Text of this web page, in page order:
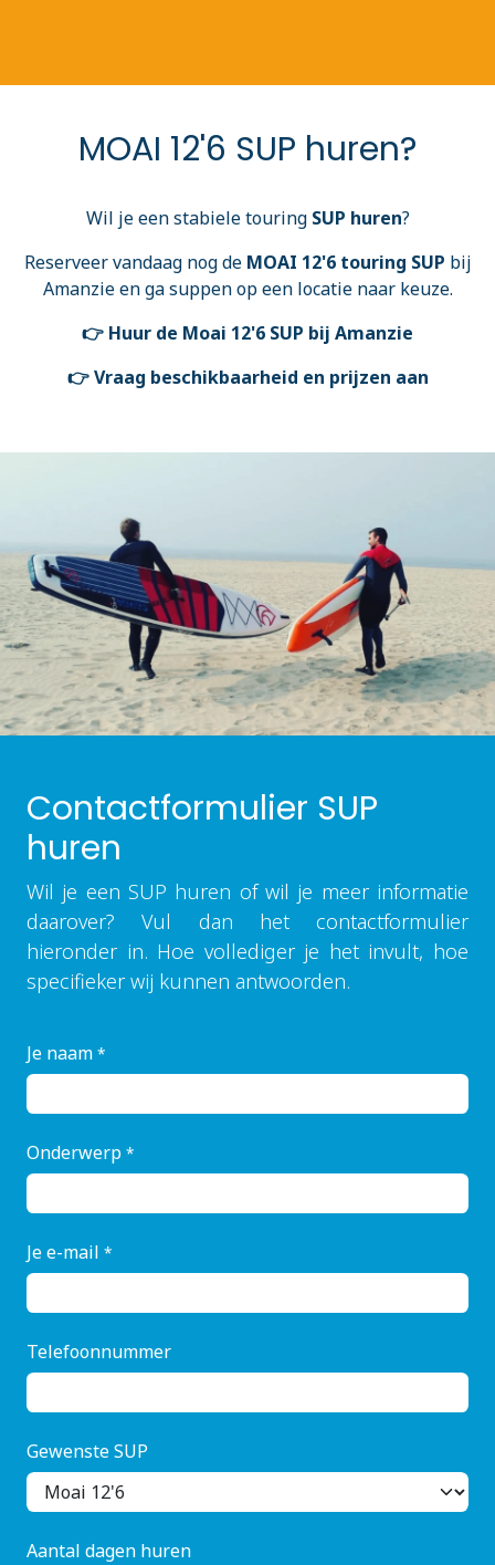
MOAI 12'6 SUP huren?
Wil je een stabiele touring SUP huren?
Reserveer vandaag nog de MOAI 12'6 touring SUP bij
Amanzie en ga suppen op een locatie naar keuze.
👉 Huur de Moai 12'6 SUP bij Amanzie
👉 Vraag beschikbaarheid en prijzen aan
Contactformulier SUP
huren
Wil je een SUP huren of wil je meer informatie
daarover? Vul dan het contactformulier
hieronder in. Hoe vollediger je het invult, hoe
specifieker wij kunnen antwoorden.
Je naam *
Onderwerp *
Je e-mail *
Telefoonnummer
Gewenste SUP
Aantal dagen huren